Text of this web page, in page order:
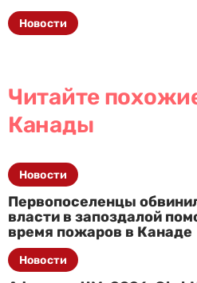
Новости
Читайте
Канады
Первопоселенцы
власти в запоздалой
время пожаров в Канаде
Новости
Новости